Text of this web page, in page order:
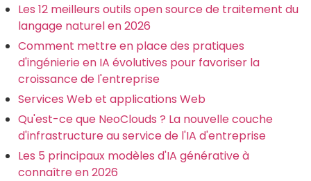
Les 12 meilleurs outils open source de traitement du
langage naturel en 2026
Comment mettre en place des pratiques
d'ingénierie en IA évolutives pour favoriser la
croissance de l'entreprise
Services Web et applications Web
Qu'est-ce que NeoClouds ? La nouvelle couche
d'infrastructure au service de l'IA d'entreprise
Les 5 principaux modèles d'IA générative à
connaître en 2026